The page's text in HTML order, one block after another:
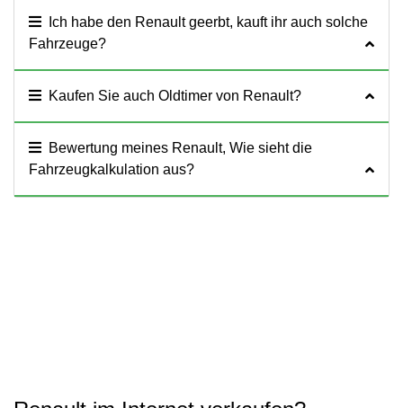
Ich habe den Renault geerbt, kauft ihr auch solche
Fahrzeuge?
Kaufen Sie auch Oldtimer von Renault?
Bewertung meines Renault, Wie sieht die
Fahrzeugkalkulation aus?